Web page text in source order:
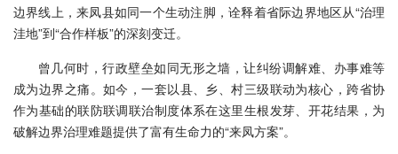
边界线上，来凤县如同一个生动注脚，诠释着省际边界地区从“治理
洼地”到“合作样板”的深刻变迁。
曾几何时，行政壁垒如同无形之墙，让纠纷调解难、办事难等
成为边界之痛。如今，一套以县、乡、村三级联动为核心，跨省协
作为基础的联防联调联治制度体系在这里生根发芽、开花结果，为
破解边界治理难题提供了富有生命力的“来凤方案”。